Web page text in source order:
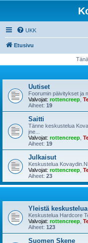
UKK
Etusivu
Uutiset
Foorumin päivitykset ja
Valvojat: rottencreep
Aiheet: 19
Saitti
Tänne keskustelua
jne...
Valvojat: rottencreep
Aiheet: 19
Julkaisut
Keskustelua
Valvojat: rottencreep
Aiheet: 23
Yleistä keskustelua
Keskustelua Hardcore
Valvojat: rottencreep
Aiheet: 123
Suomen Skene